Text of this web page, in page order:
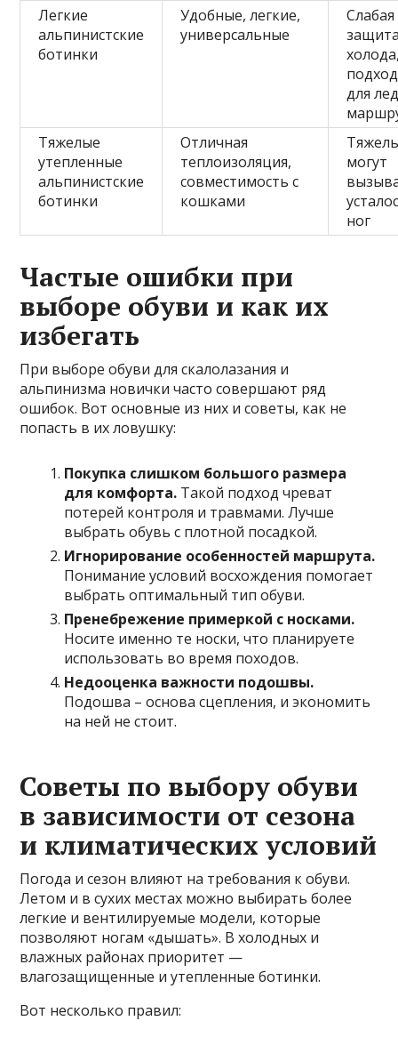
Легкие
альпинистские
ботинки
Удобные, легкие,
универсальные
Слабая
для
Тяжелые
утепленные
альпинистские
ботинки
Отличная
теплоизоляция,
совместимость с
кошками
могут
ног
Частые ошибки при
выборе обуви и как их
избегать
При выборе обуви для скалолазания и
альпинизма новички часто совершают ряд
ошибок. Вот основные из них и советы, как не
попасть в их ловушку:
Покупка слишком большого размера
для комфорта. Такой подход чреват
потерей контроля и травмами. Лучше
выбрать обувь с плотной посадкой.
Игнорирование особенностей маршрута.
Понимание условий восхождения помогает
выбрать оптимальный тип обуви.
Пренебрежение примеркой с носками.
Носите именно те носки, что планируете
использовать во время походов.
Недооценка важности подошвы.
Подошва – основа сцепления, и экономить
на ней не стоит.
Советы по выбору обуви
в зависимости от сезона
и климатических условий
Погода и сезон влияют на требования к обуви.
Летом и в сухих местах можно выбирать более
легкие и вентилируемые модели, которые
позволяют ногам «дышать». В холодных и
влажных районах приоритет —
влагозащищенные и утепленные ботинки.
Вот несколько правил: